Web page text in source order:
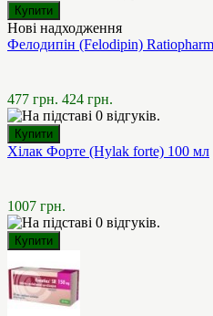
Нові надходження
Фелодипін (Felodipin)
477 грн. 424 грн.
Хілак Форте (Hylak forte) 100 мл
1007 грн.